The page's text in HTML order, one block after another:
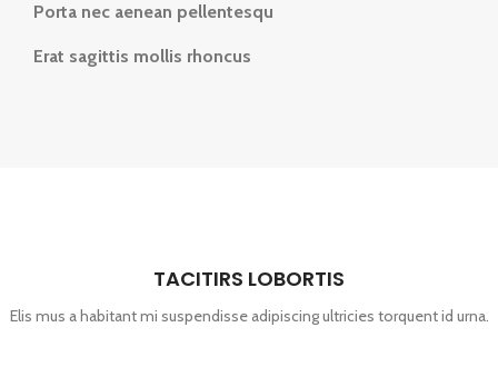
Porta nec aenean pellentesqu
Erat sagittis mollis rhoncus
TACITIRS LOBORTIS
Elis mus a habitant mi suspendisse adipiscing ultricies torquent id urna.